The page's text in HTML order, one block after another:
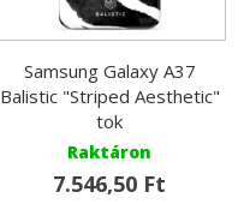
Samsung Galaxy A37
Balistic "Striped Aesthetic"
tok
Raktáron
7.546,50 Ft